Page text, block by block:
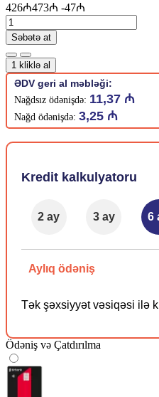
426₼473₼ -47₼
Səbətə at
1 kliklə al
ƏDV geri al məbləği:
Nağdsız ödənişdə: 11,37 ₼
Nağd ödənişdə: 3,25 ₼
Kredit kalkulyatoru
2 ay 3 ay 6
Aylıq ödəniş
Tək şəxsiyyət vəsiqəsi ilə
Ödəniş və Çatdırılma